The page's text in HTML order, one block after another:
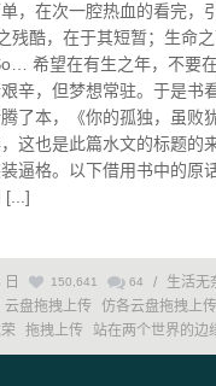
，在次一腔热血的看完，
残酷，在于其短暂；生命
希望在有生之年，不要
辛，但梦想常驻。于是书
了本，《你的孤独，虽败
这也是此篇水文的标题的
逼格。以下借用书中的原
[...]
150,641 64 / 生活无
云盘拖拽上传
仿各云盘拖拽上传
拖拽上传 站在两个世界的边